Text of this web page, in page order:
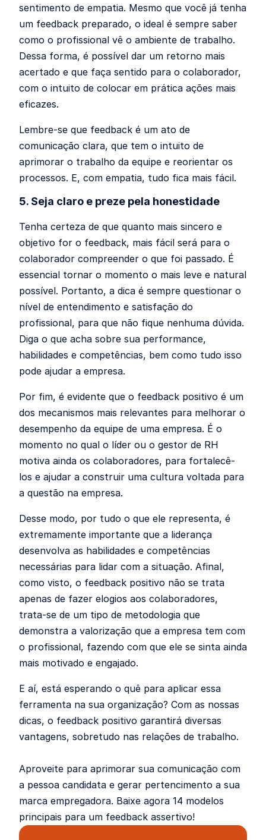
sentimento de empatia. Mesmo que você já tenha
um feedback preparado, o ideal é sempre saber
como o profissional vê o ambiente de trabalho.
Dessa forma, é possível dar um retorno mais
acertado e que faça sentido para o colaborador,
com o intuito de colocar em prática ações mais
eficazes.
Lembre-se que feedback é um ato de
comunicação clara, que tem o intuito de
aprimorar o trabalho da equipe e reorientar os
processos. E, com empatia, tudo fica mais fácil.
5. Seja claro e preze pela honestidade
Tenha certeza de que quanto mais sincero e
objetivo for o feedback, mais fácil será para o
colaborador compreender o que foi passado. É
essencial tornar o momento o mais leve e natural
possível. Portanto, a dica é sempre questionar o
nível de entendimento e satisfação do
profissional, para que não fique nenhuma dúvida.
Diga o que acha sobre sua performance,
habilidades e competências, bem como tudo isso
pode ajudar a empresa.
Por fim, é evidente que o feedback positivo é um
dos mecanismos mais relevantes para melhorar o
desempenho da equipe de uma empresa. É o
momento no qual o líder ou o gestor de RH
motiva ainda os colaboradores, para fortalecê-
los e ajudar a construir uma cultura voltada para
a questão na empresa.
Desse modo, por tudo o que ele representa, é
extremamente importante que a liderança
desenvolva as habilidades e competências
necessárias para lidar com a situação. Afinal,
como visto, o feedback positivo não se trata
apenas de fazer elogios aos colaboradores,
trata-se de um tipo de metodologia que
demonstra a valorização que a empresa tem com
o profissional, fazendo com que ele se sinta ainda
mais motivado e engajado.
E aí, está esperando o quê para aplicar essa
ferramenta na sua organização? Com as nossas
dicas, o feedback positivo garantirá diversas
vantagens, sobretudo nas relações de trabalho.
Aproveite para aprimorar sua comunicação com
a pessoa candidata e gerar pertencimento a sua
marca empregadora. Baixe agora 14 modelos
principais para um feedback assertivo!